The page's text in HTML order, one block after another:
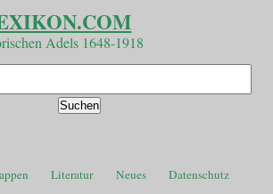
Adels 1648-1918
Literatur Neues Datenschutz